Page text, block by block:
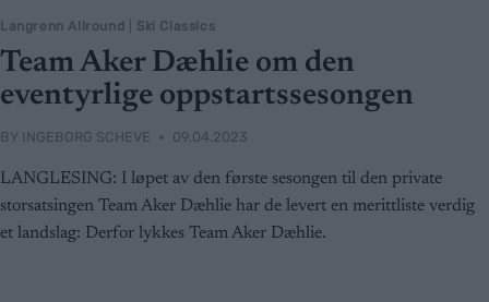
Langrenn Allround Ski Classics
Team Aker Dæhlie om den
eventyrlige oppstartssesongen
BY INGEBORG SCHEVE 09.04.2023
LANGLESING: I løpet av den første sesongen til den private
storsatsingen Team Aker Dæhlie har de levert en merittliste verdig
et landslag: Derfor lykkes Team Aker Dæhlie.